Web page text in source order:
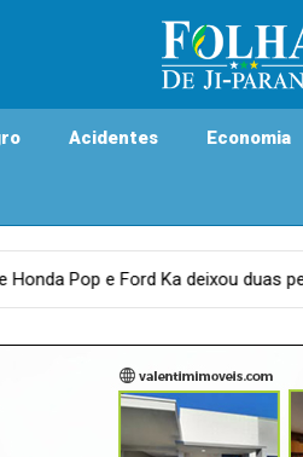
Acidentes Economia
duas pessoas feridas na Rua